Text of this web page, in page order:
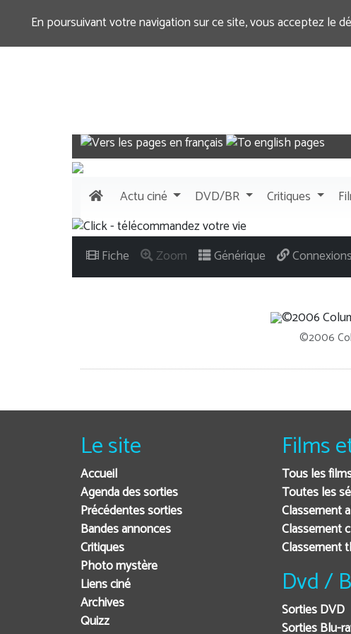
En poursuivant votre navigation sur ce site, vous acceptez le
Actuciné DVD/BR Critiques
Fiche Zoom Générique Connexions
©2006
Le site
Accueil
Agenda des sorties
Précédentes sorties
Bandes annonces
Critiques
Photo mystère
Liens ciné
Archives
Quizz
Films
Tous les
Toutes les
Classement
Classement
Classement
Dvd /
Sorties DVD
Sorties Blu-